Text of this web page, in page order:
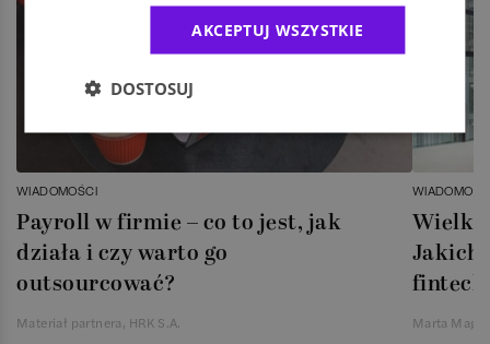
WIADOMOŚCI
Payroll w firmie – co to jest, jak
działa i czy warto go
outsourcować?
Materiał partnera, HRK S.A.
Jakich
Marta
AKCEPTUJ WSZYSTKIE
DOSTOSUJ